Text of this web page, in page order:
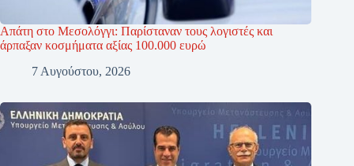
Απάτη στο Μεσολόγγι: Παρίσταναν τους λογιστές και
άρπαξαν κοσμήματα αξίας 100.000 ευρώ
7 Αυγούστου, 2026